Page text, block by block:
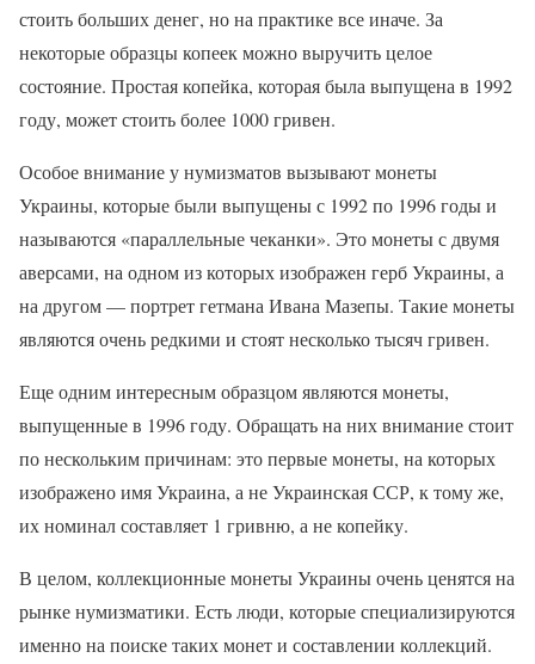
стоить больших денег, но на практике все иначе. За
некоторые образцы копеек можно выручить целое
состояние. Простая копейка, которая была выпущена в 1992
году, может стоить более 1000 гривен.
Особое внимание у нумизматов вызывают монеты
Украины, которые были выпущены с 1992 по 1996 годы и
называются «параллельные чеканки». Это монеты с двумя
аверсами, на одном из которых изображен герб Украины, а
на другом — портрет гетмана Ивана Мазепы. Такие монеты
являются очень редкими и стоят несколько тысяч гривен.
Еще одним интересным образцом являются монеты,
выпущенные в 1996 году. Обращать на них внимание стоит
по нескольким причинам: это первые монеты, на которых
изображено имя Украина, а не Украинская ССР, к тому же,
их номинал составляет 1 гривню, а не копейку.
В целом, коллекционные монеты Украины очень ценятся на
рынке нумизматики. Есть люди, которые специализируются
именно на поиске таких монет и составлении коллекций.